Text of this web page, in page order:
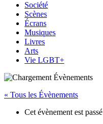
Société
Scènes
Écrans
Musiques
Livres
Arts
Vie LGBT+
« Tous les Évènements
Cet évènement est passé